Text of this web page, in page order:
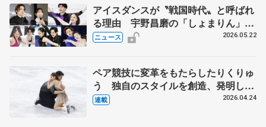
アイスダンスが〝戦国時代〟と呼ばれ
る理由 宇野昌磨の「しょまりん」ら
実力者が相次いで参戦 国内の競争激
ニュース 2026.05.22
ペア競技に変革をもたらしたりくりゅ
う 独自のスタイルを創造、発明した
【引退発表後②】
連載 2026.04.24